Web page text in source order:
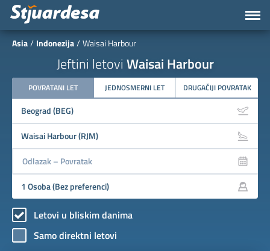
Asia Indonezija Waisai Harbour
Jeftini letovi Waisai Harbour
POVRATANI LET JEDNOSMERNI LET DRUGAČIJI POVRATAK
Letovi u bliskim danima
Samo direktni letovi